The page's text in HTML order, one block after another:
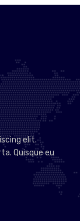
elit.
Quisque eu